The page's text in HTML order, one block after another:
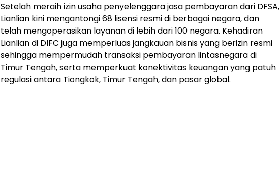
Setelah meraih izin usaha penyelenggara jasa pembayaran dari DFSA,
Lianlian kini mengantongi 68 lisensi resmi di berbagai negara, dan
telah mengoperasikan layanan di lebih dari 100 negara. Kehadiran
Lianlian di DIFC juga memperluas jangkauan bisnis yang berizin resmi
sehingga mempermudah transaksi pembayaran lintasnegara di
Timur Tengah, serta memperkuat konektivitas keuangan yang patuh
regulasi antara Tiongkok, Timur Tengah, dan pasar global.